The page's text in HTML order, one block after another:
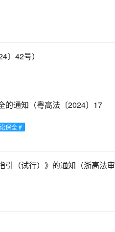
〕42号）
的通知（粤高法〔2024〕17
保全 #
引（试行）》的通知（浙高法审